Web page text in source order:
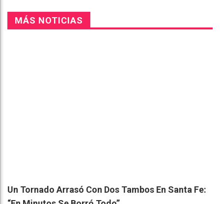
MÁS NOTICIAS
Un Tornado Arrasó Con Dos Tambos En Santa Fe: